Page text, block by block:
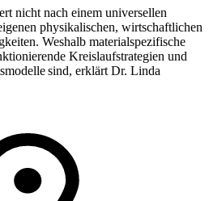
nicht nach einem universellen
physikalischen, wirtschaftlichen
Weshalb materialspezifische
Kreislaufstrategien und
sind, erklärt Dr. Linda